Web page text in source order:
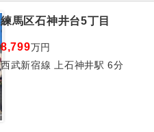
練馬区石神井台5丁目
8,799万円
西武新宿線 上石神井駅 6分